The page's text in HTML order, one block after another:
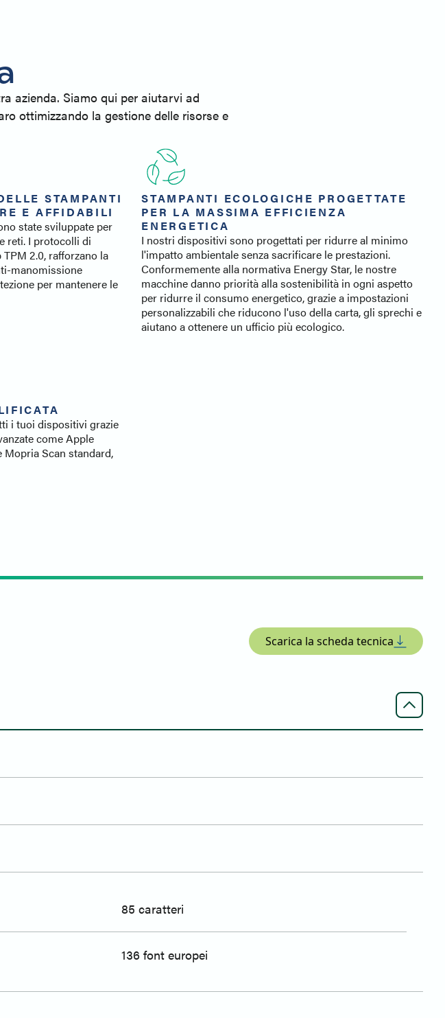
azienda. Siamo qui per aiutarvi ad
ottimizzando la gestione delle risorse e
STAMPANTI
E AFFIDABILI
state sviluppate per
reti. I protocolli di
2.0, rafforzano la
manomissione
per mantenere le
STAMPANTI ECOLOGICHE PROGETTATE
PER LA MASSIMA EFFICIENZA
ENERGETICA
I nostri dispositivi sono progettati per ridurre al minimo
l'impatto ambientale senza sacrificare le prestazioni.
Conformemente alla normativa Energy Star, le nostre
macchine danno priorità alla sostenibilità in ogni aspetto
per ridurre il consumo energetico, grazie a impostazioni
personalizzabili che riducono l'uso della carta, gli sprechi e
aiutano a ottenere un ufficio più ecologico.
i tuoi dispositivi grazie
come Apple
Scan standard,
Scarica la scheda tecnica
85 caratteri
136 font europei